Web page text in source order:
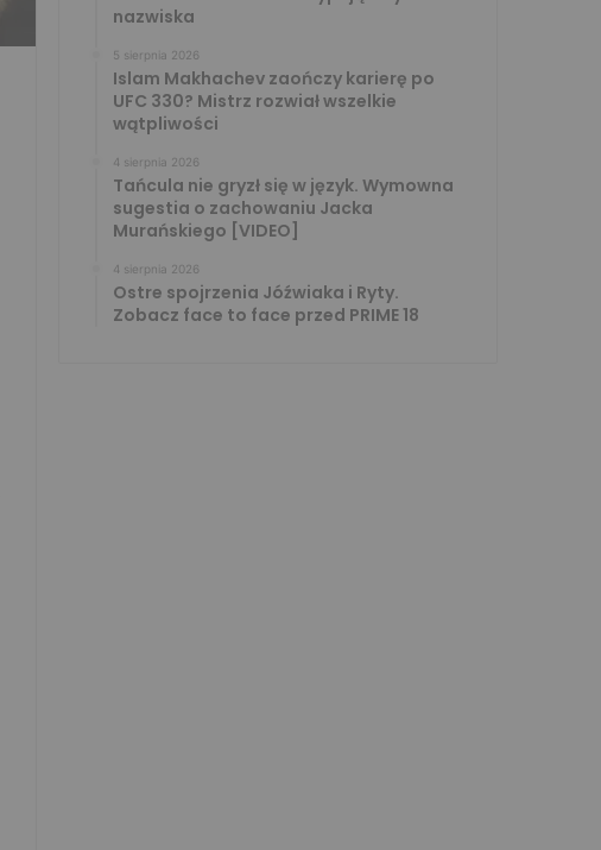
nazwiska
5 sierpnia 2026
Islam Makhachev zaończy karierę po
UFC 330? Mistrz rozwiał wszelkie
wątpliwości
4 sierpnia 2026
Tańcula nie gryzł się w język. Wymowna
sugestia o zachowaniu Jacka
Murańskiego [VIDEO]
4 sierpnia 2026
Ostre spojrzenia Jóźwiaka i Ryty.
Zobacz face to face przed PRIME 18